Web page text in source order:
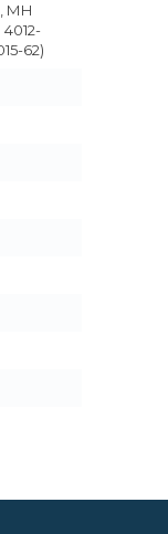
МН
62)